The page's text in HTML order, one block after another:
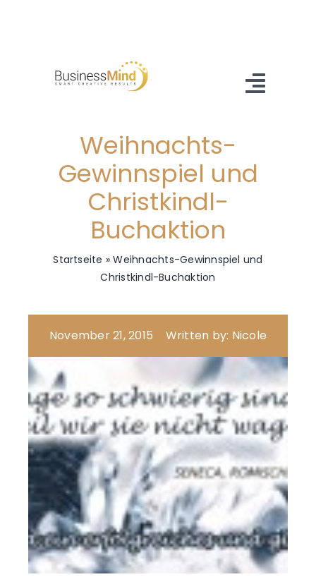
springen
Angebot
Kontakt
Weihnachts-
Gewinnspiel und
Christkindl-
Buchaktion
Startseite »Weihnachts-Gewinnspiel und
Christkindl-Buchaktion
November 21, 2015 Written by: Nicole